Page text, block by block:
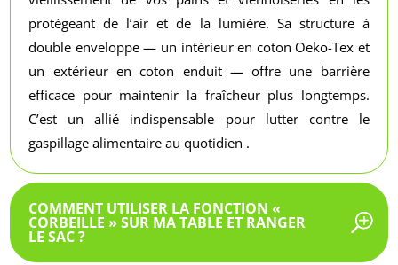
protégeant de l’air et de la lumière. Sa structure à
double enveloppe — un intérieur en coton Oeko-Tex et
un extérieur en coton enduit — offre une barrière
efficace pour maintenir la fraîcheur plus longtemps.
C’est un allié indispensable pour lutter contre le
gaspillage alimentaire au quotidien .
COMMENT UTILISER LA FONCTION «
CORBEILLE » SUR MA TABLE ET RANGER
LE SAC ?